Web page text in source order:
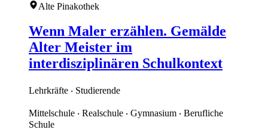
Alte Pinakothek
Wenn Maler erzählen. Gemälde
Alter Meister im
interdisziplinären Schulkontext
Lehrkräfte ‧ Studierende
Mittelschule ‧ Realschule ‧ Gymnasium ‧ Berufliche
Schule